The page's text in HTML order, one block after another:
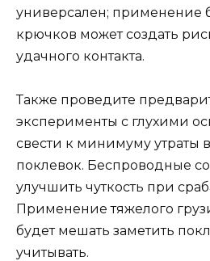
универсален; применение
крючков может создать
удачного контакта.
Также проведите
эксперименты с глухими
свести к минимуму утраты
поклевок. Беспроводные
улучшить чуткость при
Применение тяжелого
будет мешать заметить
учитывать.